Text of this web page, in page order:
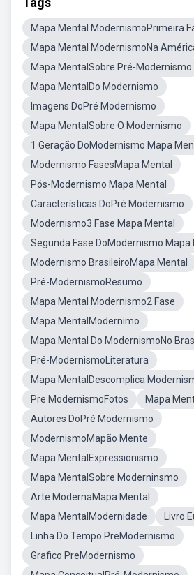
Mapa Mental ModernismoPrimeira
Mapa Mental ModernismoNa
Mapa MentalSobre Pré-Modernismo
Mapa MentalDo Modernismo
Imagens DoPré Modernismo
Mapa MentalSobre O Modernismo
1 Geração DoModernismo Mapa
Modernismo FasesMapa Mental
Pós-Modernismo Mapa Mental
Características DoPré Modernismo
Modernismo3 Fase Mapa Mental
Segunda Fase DoModernismo Mapa
Modernismo BrasileiroMapa Mental
Pré-ModernismoResumo
Mapa Mental Modernismo2 Fase
Mapa MentalModernimo
Mapa Mental Do ModernismoNo
Pré-ModernismoLiteratura
Mapa MentalDescomplica
Pre ModernismoFotos
Mapa
Autores DoPré Modernismo
ModernismoMapão Mente
Mapa MentalExpressionismo
Mapa MentalSobre Moderninsmo
Arte ModernaMapa Mental
Mapa MentalModernidade
Livro
Linha Do Tempo PreModernismo
Grafico PreModernismo